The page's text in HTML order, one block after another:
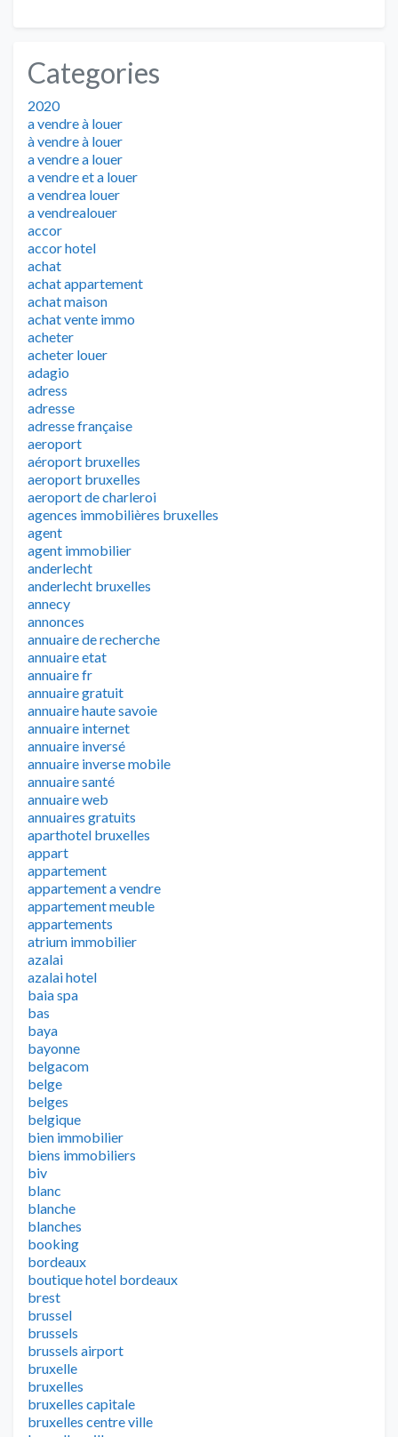
Categories
2020
a vendre à louer
à vendre à louer
a vendre a louer
a vendre et a louer
a vendrea louer
a vendrealouer
accor
accor hotel
achat
achat appartement
achat maison
achat vente immo
acheter
acheter louer
adagio
adress
adresse
adresse française
aeroport
aéroport bruxelles
aeroport bruxelles
aeroport de charleroi
agences immobilières bruxelles
agent
agent immobilier
anderlecht
anderlecht bruxelles
annecy
annonces
annuaire de recherche
annuaire etat
annuaire fr
annuaire gratuit
annuaire haute savoie
annuaire internet
annuaire inversé
annuaire inverse mobile
annuaire santé
annuaire web
annuaires gratuits
aparthotel bruxelles
appart
appartement
appartement a vendre
appartement meuble
appartements
atrium immobilier
azalai
azalai hotel
baia spa
bas
baya
bayonne
belgacom
belge
belges
belgique
bien immobilier
biens immobiliers
biv
blanc
blanche
blanches
booking
bordeaux
boutique hotel bordeaux
brest
brussel
brussels
brussels airport
bruxelle
bruxelles
bruxelles capitale
bruxelles centre ville